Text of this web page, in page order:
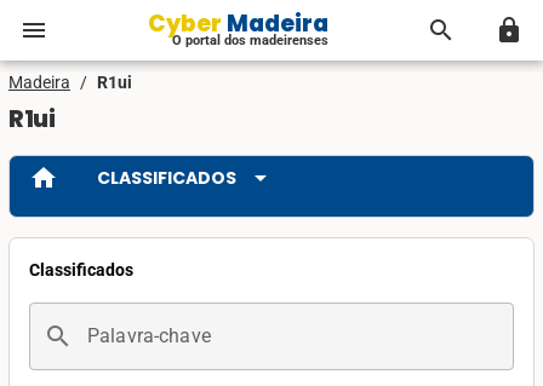
menu Cyber Madeira
O portal dos madeirenses search lock
Madeira / R1ui
R1ui
home CLASSIFICADOS arrow_drop_down
Classificados
search Palavra-chave